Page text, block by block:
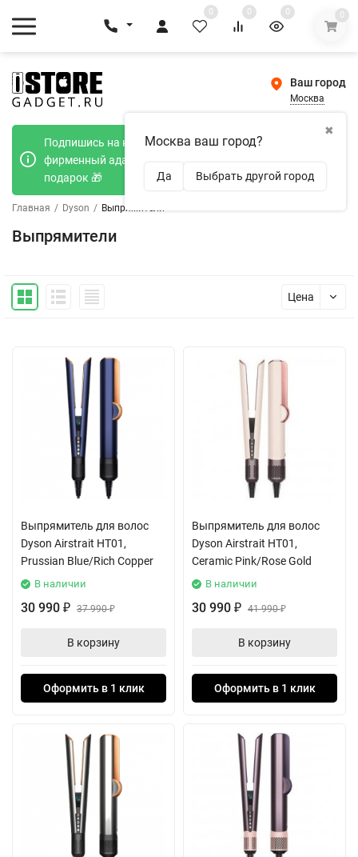
0 0 0 0
Ваш город
Москва
✖
Москва ваш город?
Да Выбрать другой город
Подпишись на наш телеграмм канал и получи
фирменный адаптер Type-C 20W при покупке в
подарок 🎁
Главная / Dyson / Выпрямители
Выпрямители
Цена
Выпрямитель для волос
Dyson Airstrait HT01,
Prussian Blue/Rich Copper
В наличии
30 990 ₽ 37 990₽
В корзину
Оформить в 1 клик
Выпрямитель для волос
Dyson Airstrait HT01,
Ceramic Pink/Rose Gold
В наличии
30 990 ₽ 41 990₽
В корзину
Оформить в 1 клик